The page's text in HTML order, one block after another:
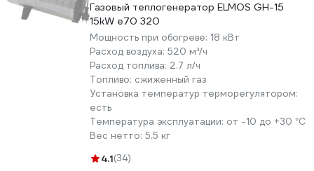
Газовый теплогенератор ELMOS GH-15
15kW e70 320
Мощность при обогреве: 18 кВт
Расход воздуха: 520 м³/ч
Расход топлива: 2.7 л/ч
Топливо: сжиженный газ
Установка температур терморегулятором:
есть
Температура эксплуатации: от -10 до +30 °С
Вес нетто: 5.5 кг
4.1(34)